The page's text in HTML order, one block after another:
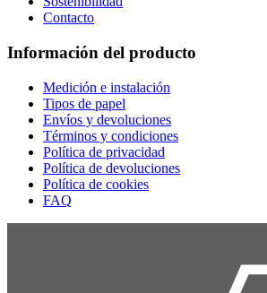
Contacto
Información del producto
Medición e instalación
Tipos de papel
Envíos y devoluciones
Términos y condiciones
Política de privacidad
Política de devoluciones
Política de cookies
FAQ